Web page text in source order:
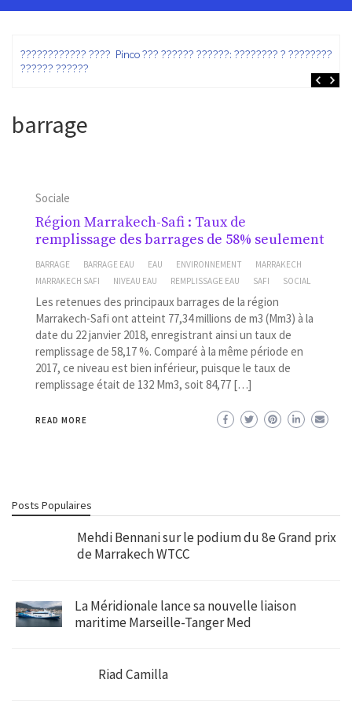
???????????? ???? Pinco ??? ?????? ??????: ???????? ? ???????? ?
?????? ??????
barrage
Sociale
Région Marrakech-Safi : Taux de
remplissage des barrages de 58% seulement
BARRAGE BARRAGE EAU EAU ENVIRONNEMENT
MARRAKECH
MARRAKECH SAFI
NIVEAU EAU REMPLISSAGE EAU SAFI SOCIAL
Les retenues des principaux barrages de la région
Marrakech-Safi ont atteint 77,34 millions de m3 (Mm3) à la
date du 22 janvier 2018, enregistrant ainsi un taux de
remplissage de 58,17 %. Comparé à la même période en
2017, ce niveau est bien inférieur, puisque le taux de
remplissage était de 132 Mm3, soit 84,77 […]
READ MORE
Posts Populaires
Mehdi Bennani sur le podium du 8e Grand prix
de Marrakech WTCC
La Méridionale lance sa nouvelle liaison
maritime Marseille-Tanger Med
Riad Camilla